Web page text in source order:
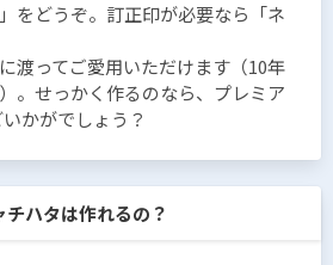
をどうぞ。訂正印が必要なら「ネ
渡ってご愛用いただけます（10年
。せっかく作るのなら、プレミア
かがでしょう？
ハタは作れるの？